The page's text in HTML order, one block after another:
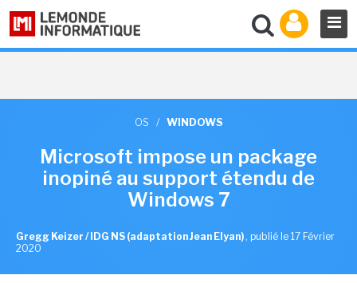
OS / WINDOWS
Microsoft impose un package
inopiné au support étendu de
Windows 7
Gregg Keizer / IDG NS (adaptation Jean Elyan) , publié le 17 Février
2020